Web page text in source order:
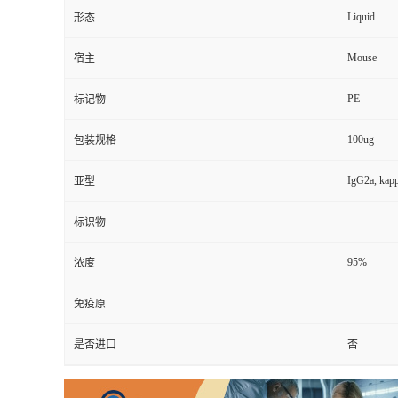
形态 Liquid
宿主 Mouse
标记物 PE
包装规格 100ug
亚型 IgG2a,
标识物
浓度 95%
免疫原
是否进口 否